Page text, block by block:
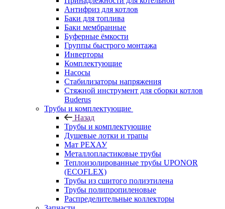
Антифриз для котлов
Баки для топлива
Баки мембранные
Буферные ёмкости
Группы быстрого монтажа
Инверторы
Комплектующие
Насосы
Стабилизаторы напряжения
Стяжной инструмент для сборки котлов
Buderus
Трубы и комплектующие
Назад
Трубы и комплектующие
Душевые лотки и трапы
Мат РЕХАУ
Металлопластиковые трубы
Теплоизолированные трубы UPONOR
(ECOFLEX)
Трубы из сшитого полиэтилена
Трубы полипропиленовые
Распределительные коллекторы